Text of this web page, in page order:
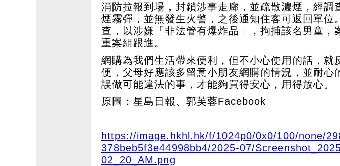
消防拉報到場，封鎖涉事走廊，並疏散濃煙，經調
煙霧彈，並無發生火警，之後通知住客可返回單位
查，以涉嫌「非法管有爆炸品」，拘捕該名男童，
重案組跟進。
網購為我們生活帶來便利，但不小心使用的話，就
便，父母好應該多留意小朋友網購的情況，並耐心
誤做可能違法的事，才能夠買得安心，用得放心。
原圖：星島日報、郭芙蓉Facebook
https://image.hkhl.hk/f/1024p0/0x0/100/none/
378beb5f3e44998bb4/2025-07/
02_20_AM.png